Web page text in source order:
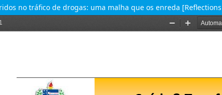
no tráfico de drogas: uma malha que os enreda